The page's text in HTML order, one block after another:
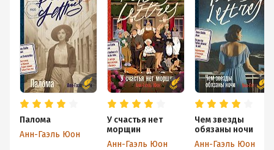
Палома
Анн-Гаэль Юон
У счастья нет
морщин
Анн-Гаэль Юон
Чем звезды
обязаны ночи
Анн-Гаэль Юон